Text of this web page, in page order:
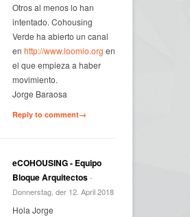
Otros al menos lo han
intentado. Cohousing
Verde ha abierto un canal
en http://www.loomio.org en
el que empieza a haber
movimiento.
Jorge Baraosa
Reply to comment→
eCOHOUSING - Equipo
Bloque Arquitectos-
Donnerstag, der 12. April 2018
Hola Jorge